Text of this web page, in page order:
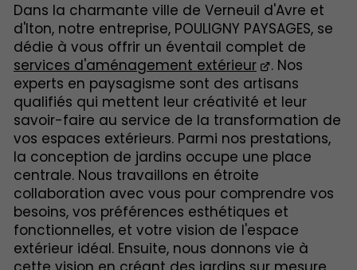
Dans la charmante ville de Verneuil d'Avre et
d'Iton, notre entreprise, POULIGNY PAYSAGES, se
dédie à vous offrir un éventail complet de
services d'aménagement extérieur
. Nos
experts en paysagisme sont des artisans
qualifiés qui mettent leur créativité et leur
savoir-faire au service de la transformation de
vos espaces extérieurs. Parmi nos prestations,
la conception de jardins occupe une place
centrale. Nous travaillons en étroite
collaboration avec vous pour comprendre vos
besoins, vos préférences esthétiques et
fonctionnelles, et votre vision de l'espace
extérieur idéal. Ensuite, nous donnons vie à